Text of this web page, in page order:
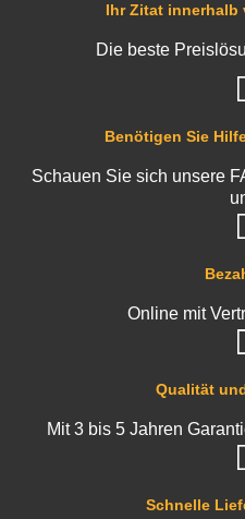
Schnelle
Qualität
Mit 3 bis 5 Jahren
Online mit
Benötigen Sie
Schauen Sie sich unsere
Ihr Zitat innerhalb
Die beste